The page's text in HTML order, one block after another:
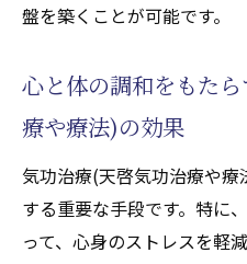
盤を築くことが可能です。
心と体の調和をもた
療や療法)の効果
気功治療(天啓気功治療や
する重要な手段です。特に
って、心身のストレスを軽